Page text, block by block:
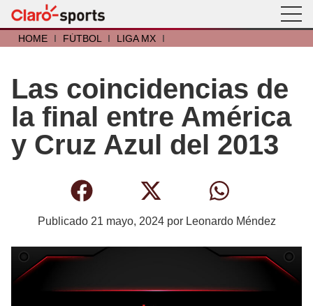
HOME I FÚTBOL I LIGA MX I
Las coincidencias de
la final entre América
y Cruz Azul del 2013
Publicado 21 mayo, 2024por Leonardo Méndez